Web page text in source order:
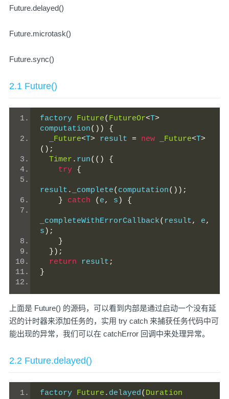
Future.delayed()
Future.microtask()
Future.sync()
2.1 Future()
factory Future( FutureOr<T>
computation())
{
_Future<T> result = new _Future<T>
();
Timer . run(()
{
try {
result . _complete( computation());
}
catch ( e, s ) {
_completeWithErrorCallback( result, e,
s );
}
});
return result ;
}
上面是 Future() 的源码，可以看到内部是通过启动一个没有延
迟的计时器来添加任务的，实用 try catch 来捕获任务代码中可
能出现的异常，我们可以在 catchError 回调中来处理异常。
2.2 Future.delayed()
factory Future . delayed( Duration